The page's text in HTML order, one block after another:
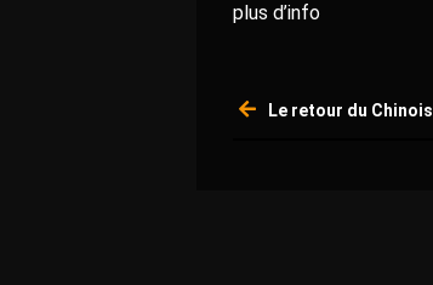
plus d’info
deLe retour du Chinois